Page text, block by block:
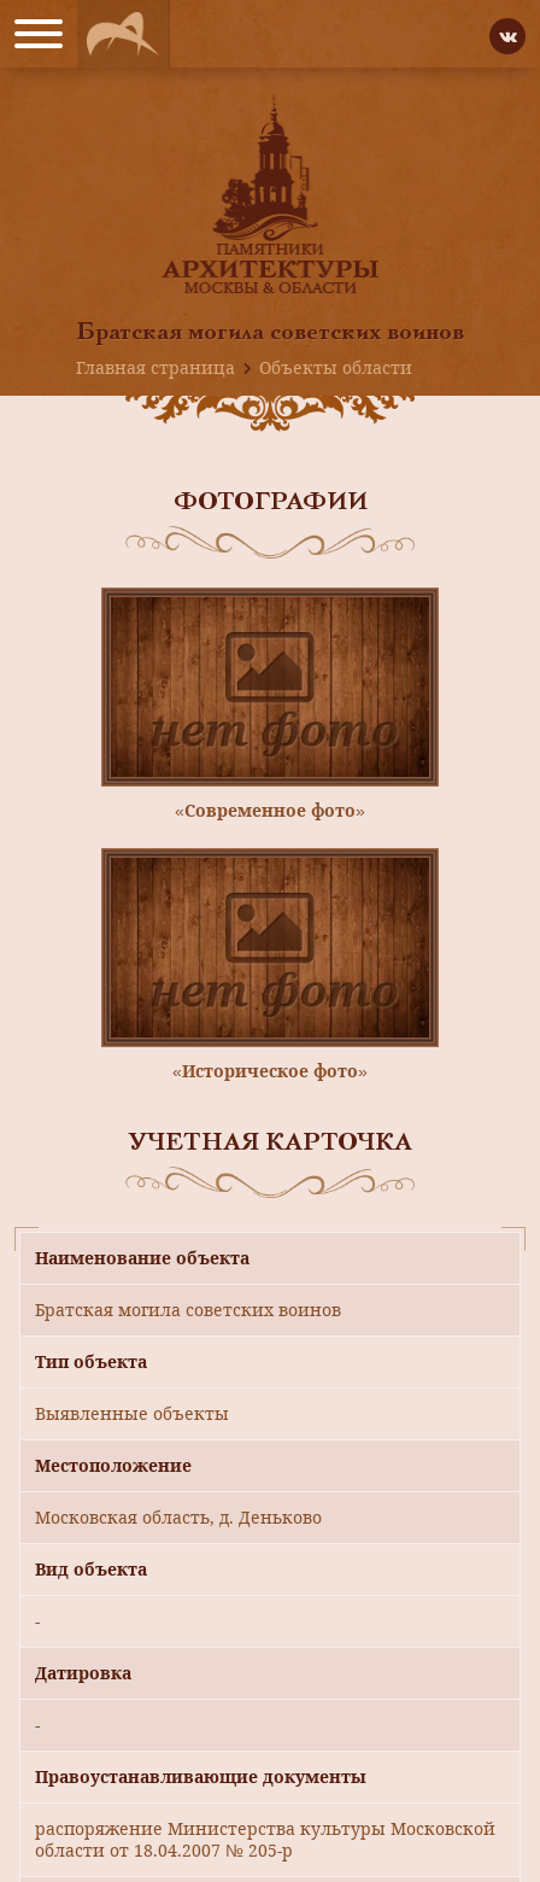
Братская могила советских воинов
Главная страница
Объекты области
ФОТОГРАФИИ
«Современное фото»
«Историческое фото»
УЧЕТНАЯ КАРТОЧКА
Наименование объекта
Братская могила советских воинов
Тип объекта
Выявленные объекты
Местоположение
Московская область, д. Деньково
Вид объекта
-
Датировка
-
Правоустанавливающие документы
распоряжение Министерства культуры Московской
области от 18.04.2007 № 205-р